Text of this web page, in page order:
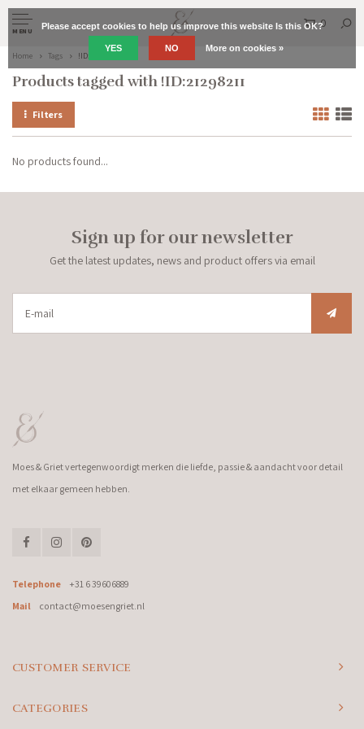
MENU
0
Home Tags !ID:21298211
Products tagged with !ID:21298211
Filters
No products found...
Sign up for our newsletter
Get the latest updates, news and product offers via email
Moes & Griet vertegenwoordigt merken die liefde, passie & aandacht voor detail
met elkaar gemeen hebben.
Telephone
+31 6 39606889
Mail
contact@moesengriet.nl
CUSTOMER SERVICE
CATEGORIES
Please accept cookies to help us improve this website Is this OK?
YES NO More on cookies »